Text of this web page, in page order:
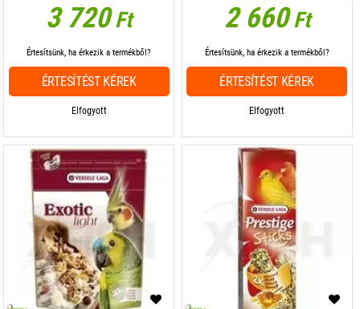
3 720Ft
Elfogyott
Értesítsünk, ha érkezik a termékből?
ÉRTESÍTÉST KÉREK
2 660Ft
Elfogyott
Értesítsünk, ha érkezik a termékből?
ÉRTESÍTÉST KÉREK